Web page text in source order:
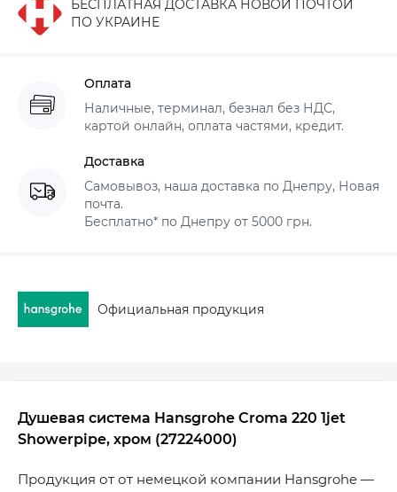
БЕСПЛАТНАЯ ДОСТАВКА НОВОЙ ПОЧТОЙ
ПО УКРАИНЕ
Оплата
Наличные, терминал, безнал без НДС,
картой онлайн, оплата частями, кредит.
Доставка
Самовывоз, наша доставка по Днепру, Новая
почта.
Бесплатно* по Днепру от 5000 грн.
Официальная продукция
Душевая система Hansgrohe Croma 220 1jet
Showerpipe, хром (27224000)
Продукция от от немецкой компании Hansgrohe —